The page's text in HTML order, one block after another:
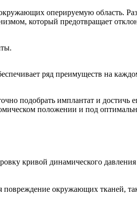
оперируемую область.
который предотвращает
ряд преимуществ на
подобрать имплантат и достичь
положении и под
кривой динамического
повреждение окружающих тканей,